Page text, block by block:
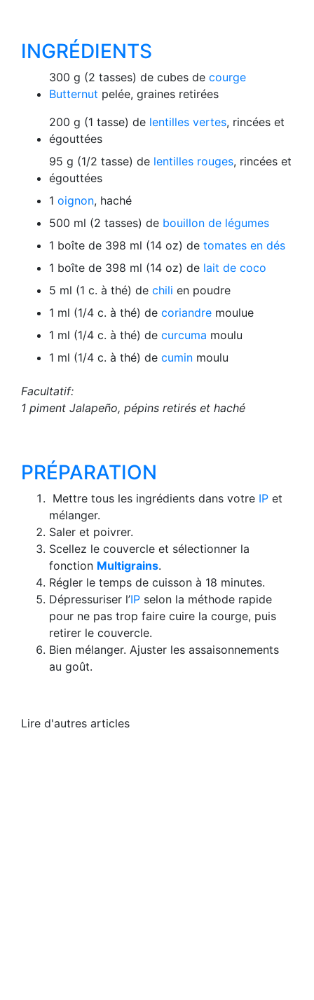
INGRÉDIENTS
300 g (2 tasses) de cubes de courge
Butternut pelée, graines retirées
200 g (1 tasse) de lentilles vertes, rincées et
égouttées
95 g (1/2 tasse) de lentilles rouges, rincées et
égouttées
1 oignon, haché
500 ml (2 tasses) de bouillon de légumes
1 boîte de 398 ml (14 oz) de tomates en dés
1 boîte de 398 ml (14 oz) de lait de coco
5 ml (1 c. à thé) de chili en poudre
1 ml (1/4 c. à thé) de coriandre moulue
1 ml (1/4 c. à thé) de curcuma moulu
1 ml (1/4 c. à thé) de cumin moulu
Facultatif:
1 piment Jalapeño, pépins retirés et haché
PRÉPARATION
Mettre tous les ingrédients dans votre IP et
mélanger.
Saler et poivrer.
Scellez le couvercle et sélectionner la
fonction Multigrains.
Régler le temps de cuisson à 18 minutes.
Dépressuriser l’IP selon la méthode rapide
pour ne pas trop faire cuire la courge, puis
retirer le couvercle.
Bien mélanger. Ajuster les assaisonnements
au goût.
Lire d'autres articles